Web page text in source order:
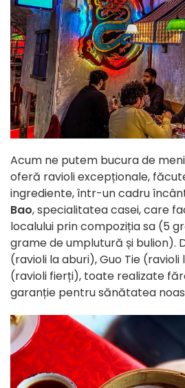
Acum ne putem bucura de
oferă ravioli excepționale,
ingrediente, într-un cadru
Bao, specialitatea casei, care
localului prin compoziția sa (5
grame de umplutură și bulion).
(ravioli la aburi), Guo Tie
(ravioli fierți), toate realizate
garanție pentru sănătatea